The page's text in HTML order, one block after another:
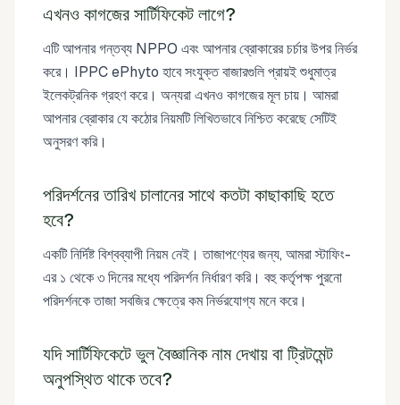
এখনও কাগজের সার্টিফিকেট লাগে?
এটি আপনার গন্তব্য NPPO এবং আপনার ব্রোকারের চর্চার উপর নির্ভর
করে। IPPC ePhyto হাবে সংযুক্ত বাজারগুলি প্রায়ই শুধুমাত্র
ইলেকট্রনিক গ্রহণ করে। অন্যরা এখনও কাগজের মূল চায়। আমরা
আপনার ব্রোকার যে কঠোর নিয়মটি লিখিতভাবে নিশ্চিত করেছে সেটিই
অনুসরণ করি।
পরিদর্শনের তারিখ চালানের সাথে কতটা কাছাকাছি হতে
হবে?
একটি নির্দিষ্ট বিশ্বব্যাপী নিয়ম নেই। তাজাপণ্যের জন্য, আমরা স্টাফিং-
এর ১ থেকে ৩ দিনের মধ্যে পরিদর্শন নির্ধারণ করি। বহু কর্তৃপক্ষ পুরনো
পরিদর্শনকে তাজা সবজির ক্ষেত্রে কম নির্ভরযোগ্য মনে করে।
যদি সার্টিফিকেটে ভুল বৈজ্ঞানিক নাম দেখায় বা ট্রিটমেন্ট
অনুপস্থিত থাকে তবে?